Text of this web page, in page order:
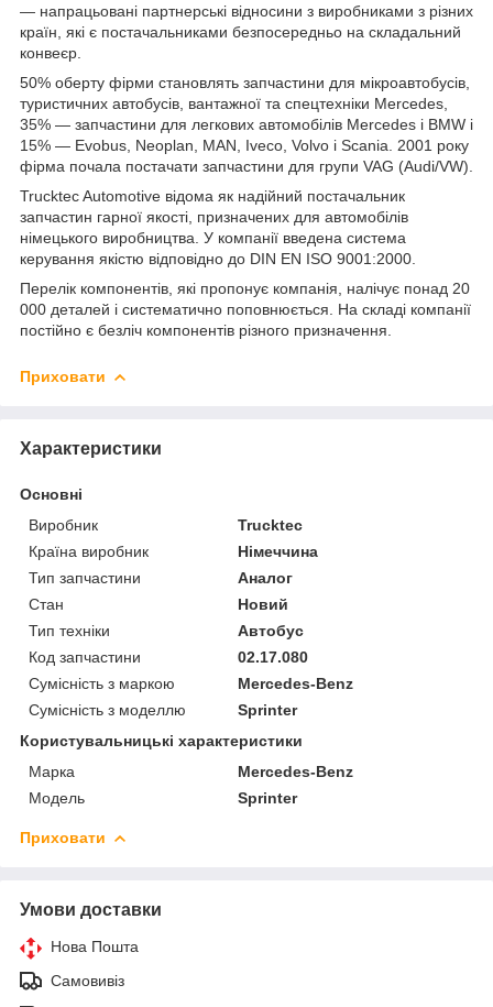
— напрацьовані партнерські відносини з виробниками з різних
країн, які є постачальниками безпосередньо на складальний
конвеєр.
50% оберту фірми становлять запчастини для мікроавтобусів,
туристичних автобусів, вантажної та спецтехніки Mercedes,
35% — запчастини для легкових автомобілів Mercedes і BMW і
15% — Evobus, Neoplan, MAN, Iveco, Volvo і Scania. 2001 року
фірма почала постачати запчастини для групи VAG (Audi/VW).
Trucktec Automotive відома як надійний постачальник
запчастин гарної якості, призначених для автомобілів
німецького виробництва. У компанії введена система
керування якістю відповідно до DIN EN ISO 9001:2000.
Перелік компонентів, які пропонує компанія, налічує понад 20
000 деталей і систематично поповнюється. На складі компанії
постійно є безліч компонентів різного призначення.
Приховати
Характеристики
Основні
Виробник
Trucktec
Країна виробник
Німеччина
Тип запчастини
Аналог
Стан
Новий
Тип техніки
Автобус
Код запчастини
02.17.080
Сумісність з маркою
Mercedes-Benz
Сумісність з моделлю
Sprinter
Користувальницькі характеристики
Марка
Mercedes-Benz
Модель
Sprinter
Приховати
Умови доставки
Нова Пошта
Самовивіз